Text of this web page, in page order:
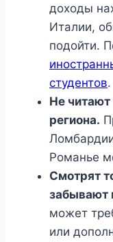
доходы
Италии,
подойти.
студентов.
Не читают
региона.
Романье
Смотрят
забывают
может
или